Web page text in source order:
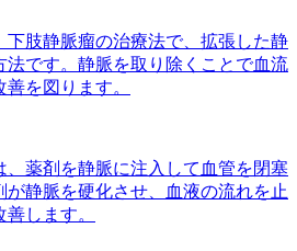
下肢静脈瘤の治療法で、拡張した静
法です。静脈を取り除くことで血流
を図ります。
、薬剤を静脈に注入して血管を閉塞
が静脈を硬化させ、血液の流れを止
します。